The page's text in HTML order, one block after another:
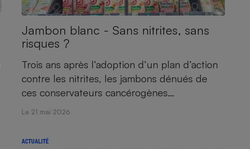
Jambon blanc - Sans nitrites, sans
risques ?
Trois ans après l’adoption d’un plan d’action
contre les nitrites, les jambons dénués de
ces conservateurs cancérogènes…
Le 21 mai 2026
ACTUALITÉ